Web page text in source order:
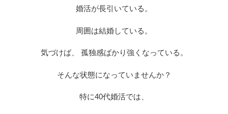
婚活が長引いている。
周囲は結婚している。
気づけば、 孤独感ばかり強くなっている。
そんな状態になっていませんか？
特に40代婚活では、